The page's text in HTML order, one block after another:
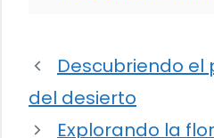
Descubriendo el
del desierto
Explorando la